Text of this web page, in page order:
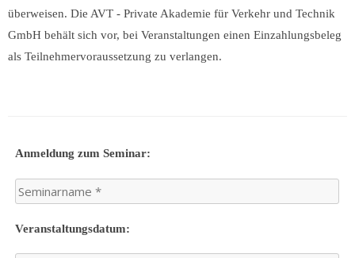
überweisen. Die AVT - Private Akademie für Verkehr und Technik
GmbH behält sich vor, bei Veranstaltungen einen Einzahlungsbeleg
als Teilnehmervoraussetzung zu verlangen.
Anmeldung zum Seminar:
Veranstaltungsdatum: